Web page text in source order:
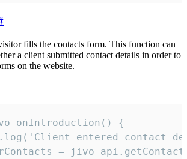
fills the contacts form. This function can
a client submitted contact details in order to
on the website.
{
entered contact
=